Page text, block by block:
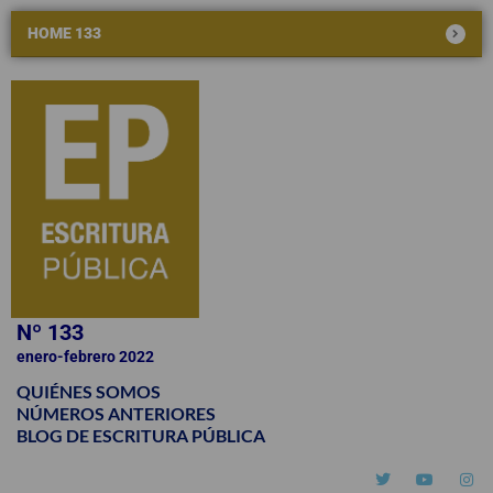
HOME 133
Nº 133
enero-febrero 2022
QUIÉNES SOMOS
NÚMEROS ANTERIORES
BLOG DE ESCRITURA PÚBLICA